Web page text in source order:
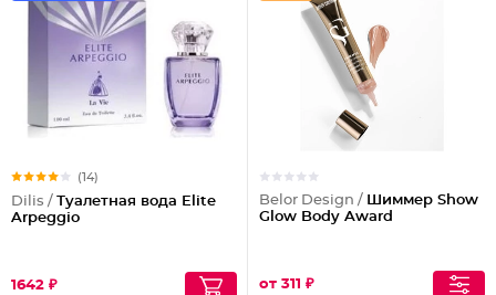
(14)
Dilis / Туалетная вода Elite
Arpeggio
1642 ₽
Belor Design / Шиммер Show
Glow Body Award
от 311 ₽